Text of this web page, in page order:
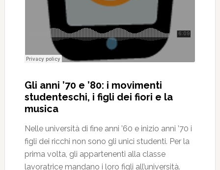
Gli anni ’70 e ’80: i movimenti
studenteschi, i figli dei fiori e la
musica
Nelle università di fine anni ’60 e inizio anni ’70 i
figli dei ricchi non sono gli unici studenti. Per la
prima volta, gli appartenenti alla classe
lavoratrice mandano i loro figli all’università.